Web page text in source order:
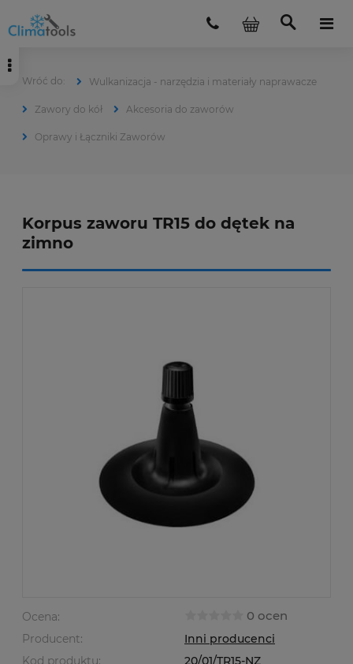
Wulkanizacja - narzędzia i materiały naprawacze
Zawory do kół Akcesoria do zaworów
Oprawy i Łączniki Zaworów
Korpus zaworu TR15 do dętek na
zimno
Ocena: 0 ocen
Producent:
Inni producenci
Kod produktu:
20/01/TR15-NZ